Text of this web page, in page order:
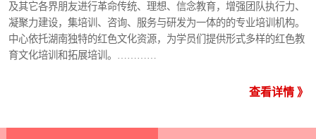
及其它各界朋友进行革命传统、理想、信念教育，增强团队执行力、
凝聚力建设，集培训、咨询、服务与研发为一体的的专业培训机构。
中心依托湖南独特的红色文化资源，为学员们提供形式多样的红色教
育文化培训和拓展培训。…………
查看详情 》